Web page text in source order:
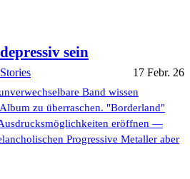
sein
17 Febr. 26
Band wissen
zu überraschen. "Borderland"
eröffnen —
Progressive Metaller aber